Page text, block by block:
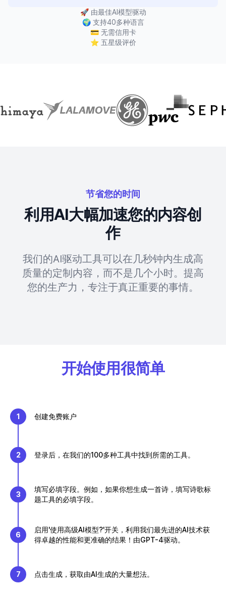
🚀 由最佳AI模型驱动
🌍 支持40多种语言
💳 无需信用卡
⭐ 五星级评价
节省您的时间
利用AI大幅加速您的内容创
作
我们的AI驱动工具可以在几秒钟内生成高
质量的定制内容，而不是几个小时。提高
您的生产力，专注于真正重要的事情。
开始使用很简单
1 创建免费账户
2 登录后，在我们的100多种工具中找到所需的工具。
3
填写必填字段。例如，如果你想生成一首诗，填写诗歌标
题工具的必填字段。
6
启用'使用高级AI模型?'开关，利用我们最先进的AI技术获
得卓越的性能和更准确的结果！由GPT-4驱动。
7 点击生成，获取由AI生成的大量想法。